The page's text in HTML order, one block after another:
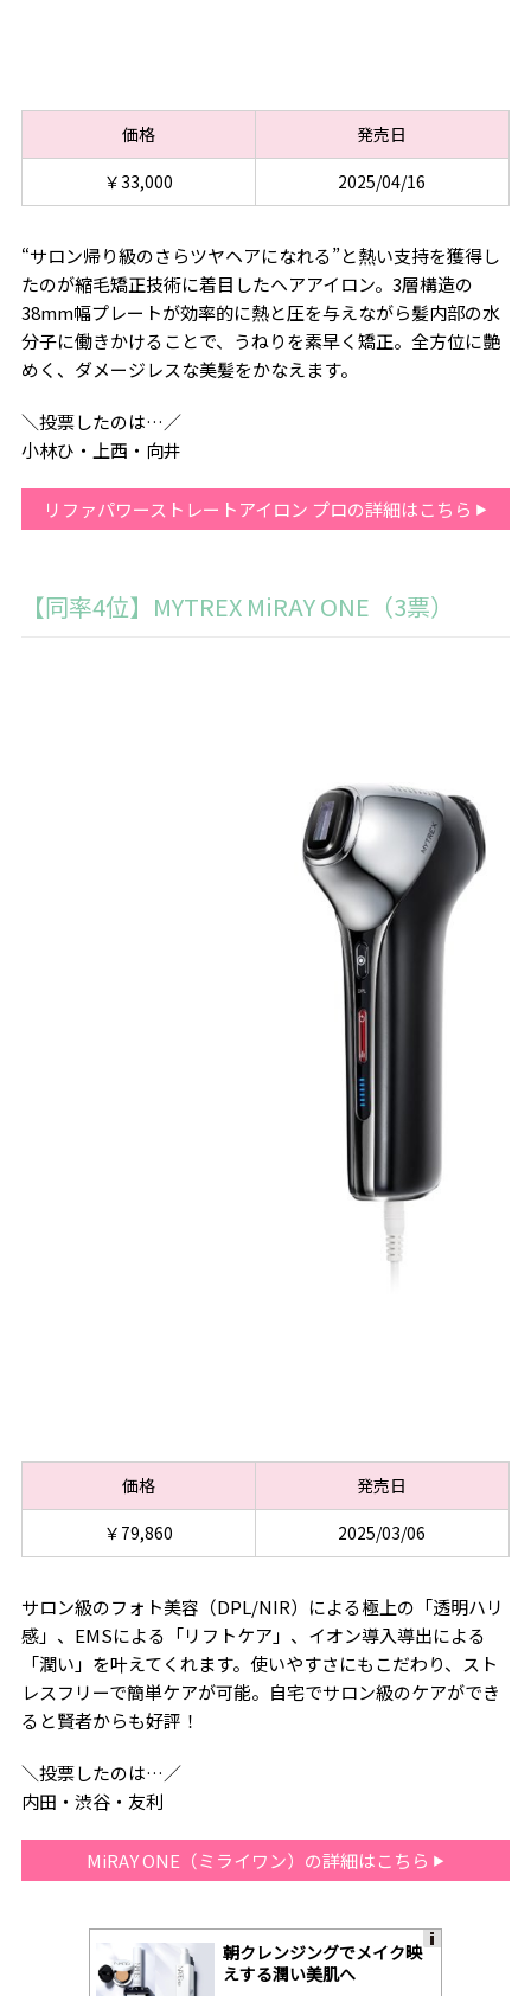
価格
発売日
￥33,000
2025/04/16
“サロン帰り級のさらツヤヘアになれる”と熱い支持を獲得し
たのが縮毛矯正技術に着目したヘアアイロン。3層構造の
38mm幅プレートが効率的に熱と圧を与えながら髪内部の水
分子に働きかけることで、うねりを素早く矯正。全方位に艶
めく、ダメージレスな美髪をかなえます。
＼投票したのは…／
小林ひ・上西・向井
リファパワーストレートアイロン プロの詳細はこちら
【同率4位】MYTREX MiRAY ONE（3票）
価格
発売日
￥79,860
2025/03/06
サロン級のフォト美容（DPL/NIR）による極上の「透明ハリ
感」、EMSによる「リフトケア」、イオン導入導出による
「潤い」を叶えてくれます。使いやすさにもこだわり、スト
レスフリーで簡単ケアが可能。自宅でサロン級のケアができ
ると賢者からも好評！
＼投票したのは…／
内田・渋谷・友利
MiRAY ONE（ミライワン）の詳細はこちら
朝クレンジングでメイク映
えする潤い美肌へ